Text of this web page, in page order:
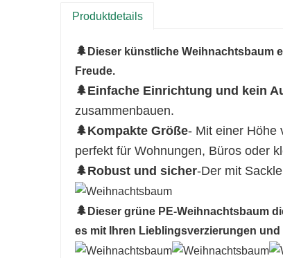
Produktdetails
🌲 Dieser künstliche Weihnachtsbaum
Freude.
🌲Einfache Einrichtung und kein
zusammenbauen.
🌲Kompakte Größe- Mit einer Höhe
perfekt für Wohnungen, Büros oder
🌲Robust und sicher-Der mit
🌲 Dieser grüne PE-Weihnachtsbaum
es mit Ihren Lieblingsverzierungen